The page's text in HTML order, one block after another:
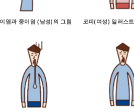
염과 중이염 (남성)의 그림 코피(여성) 일러스트